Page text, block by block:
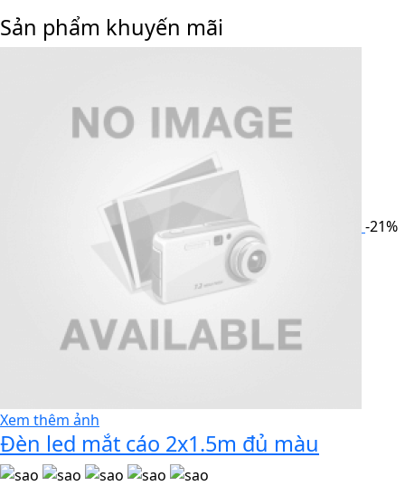
Sản phẩm khuyến mãi
-21%
Xem thêm ảnh
Đèn led mắt cáo 2x1.5m đủ màu